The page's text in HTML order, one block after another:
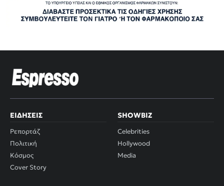
ΕΙΔΉΣΕΙΣ
Ρεπορτάζ
Πολιτική
Κόσμος
Cover Story
SHOWBIZ
Celebrities
Hollywood
Media